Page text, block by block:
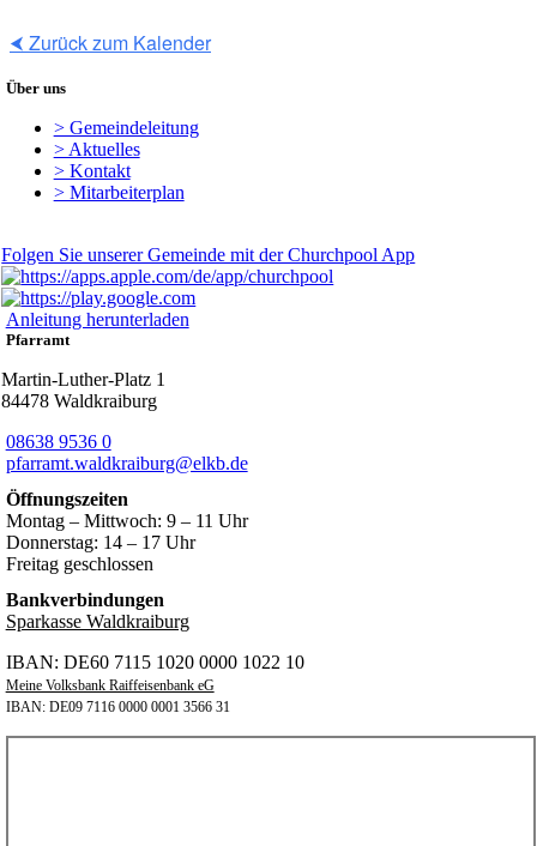
⮜ Zurück zum Kalender
Über uns
> Gemeindeleitung
> Aktuelles
> Kontakt
> Mitarbeiterplan
Folgen Sie unserer Gemeinde mit der Churchpool App
Anleitung herunterladen
Pfarramt
Martin-Luther-Platz 1
84478 Waldkraiburg
08638 9536 0
pfarramt.waldkraiburg@elkb.de
Öffnungszeiten
Montag – Mittwoch: 9 – 11 Uhr
Donnerstag: 14 – 17 Uhr
Freitag geschlossen
Bankverbindungen
Sparkasse Waldkraiburg
IBAN: DE60 7115 1020 0000 1022 10
Meine Volksbank Raiffeisenbank eG
IBAN: DE09 7116 0000 0001 3566 31